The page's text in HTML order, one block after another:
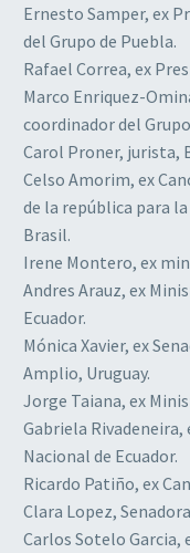
Ernesto Samper, ex
del Grupo de Puebla.
Rafael Correa, ex
Marco Enriquez-
coordinador del
Carol Proner, jurista,
Celso Amorim, ex
de la república para
Brasil.
Irene Montero, ex
Andres Arauz, ex
Ecuador.
Mónica Xavier, ex
Amplio, Uruguay.
Jorge Taiana, ex
Gabriela Rivadeneira,
Nacional de Ecuador.
Ricardo Patiño, ex
Clara Lopez,
Carlos Sotelo Garcia,